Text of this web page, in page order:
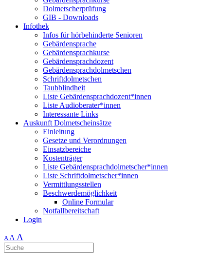
Dolmetscherprüfung
GIB - Downloads
Infothek
Infos für hörbehinderte Senioren
Gebärdensprache
Gebärdensprachkurse
Gebärdensprachdozent
Gebärdensprachdolmetschen
Schriftdolmetschen
Taubblindheit
Liste Gebärdensprachdozent*innen
Liste Audioberater*innen
Interessante Links
Auskunft Dolmetscheinsätze
Einleitung
Gesetze und Verordnungen
Einsatzbereiche
Kostenträger
Liste Gebärdensprachdolmetscher*innen
Liste Schriftdolmetscher*innen
Vermittlungsstellen
Beschwerdemöglichkeit
Online Formular
Notfallbereitschaft
Login
AA A